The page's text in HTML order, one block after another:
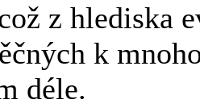
z hlediska
k
déle.